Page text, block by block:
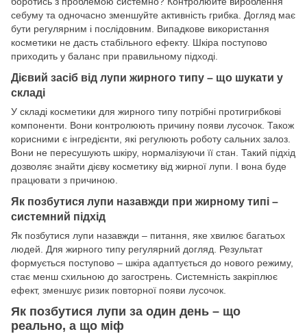
себуму та одночасно зменшуйте активність грибка. Догляд має
бути регулярним і послідовним. Випадкове використання
косметики не дасть стабільного ефекту. Шкіра поступово
приходить у баланс при правильному підході.
Дієвий засіб від лупи жирного типу – що шукати у
складі
У складі косметики для жирного типу потрібні протигрибкові
компоненти. Вони контролюють причину появи лусочок. Також
корисними є інгредієнти, які регулюють роботу сальних залоз.
Вони не пересушують шкіру, нормалізуючи її стан. Такий підхід
дозволяє знайти дієву косметику від жирної лупи. І вона буде
працювати з причиною.
Як позбутися лупи назавжди при жирному типі –
системний підхід
Як позбутися лупи назавжди – питання, яке хвилює багатьох
людей. Для жирного типу регулярний догляд. Результат
формується поступово – шкіра адаптується до нового режиму,
стає менш схильною до загострень. Системність закріплює
ефект, зменшує ризик повторної появи лусочок.
Як позбутися лупи за один день – що
реально, а що міф